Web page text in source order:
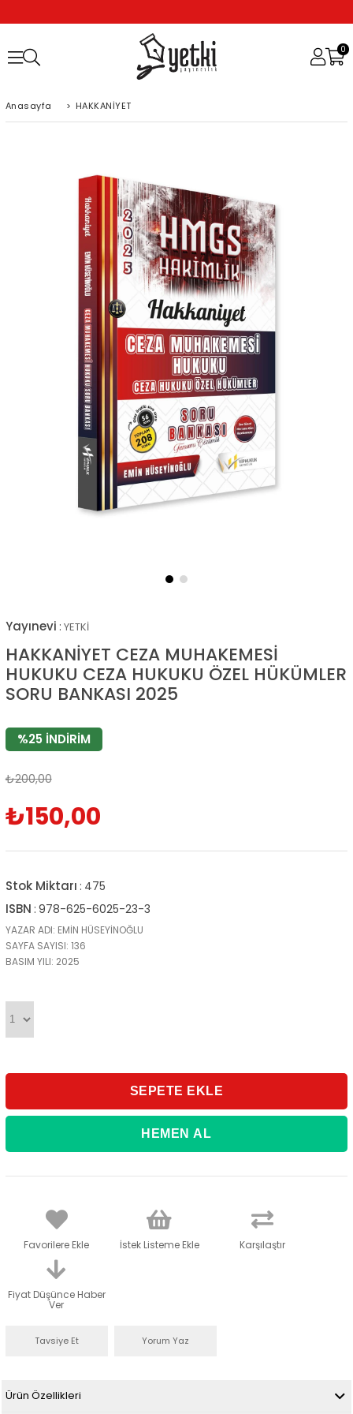
0
Anasayfa > HAKKANİYET
Yayınevi : YETKİ
HAKKANİYET CEZA MUHAKEMESİ
HUKUKU CEZA HUKUKU ÖZEL HÜKÜMLER
SORU BANKASI 2025
%25 İNDIRIM
₺200,00
₺150,00
Stok Miktarı : 475
ISBN : 978-625-6025-23-3
YAZAR ADI: EMİN HÜSEYİNOĞLU
SAYFA SAYISI: 136
BASIM YILI: 2025
Favorilere Ekle İstek Listeme Ekle Karşılaştır
Fiyat Düşünce Haber
Ver
Tavsiye Et Yorum Yaz
Ürün Özellikleri